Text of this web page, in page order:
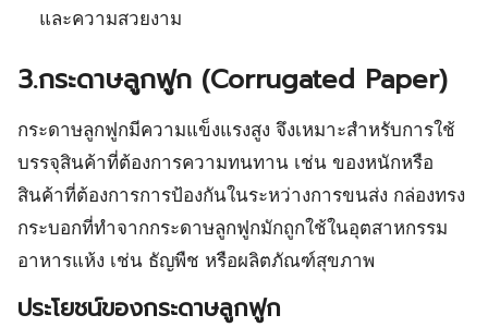
และความสวยงาม
3.กระดาษลูกฟูก (Corrugated Paper)
กระดาษลูกฟูกมีความแข็งแรงสูง จึงเหมาะสำหรับการใช้
บรรจุสินค้าที่ต้องการความทนทาน เช่น ของหนักหรือ
สินค้าที่ต้องการการป้องกันในระหว่างการขนส่ง กล่องทรง
กระบอกที่ทำจากกระดาษลูกฟูกมักถูกใช้ในอุตสาหกรรม
อาหารแห้ง เช่น ธัญพืช หรือผลิตภัณฑ์สุขภาพ
ประโยชน์ของกระดาษลูกฟูก